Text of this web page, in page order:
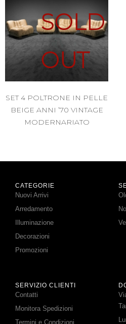
SOLD
OUT
SET 4 POLTRONE IN PELLE
BEIGE ANNI ’70 VINTAGE
MODERNARIATO
CATEGORIE
Nuovi Arrivi
Arredamento
Illuminazione
Decorazioni
Promozioni
SERVIZIO CLIENTI
Contatti
Monitora Spedizioni
Termini e Condizioni